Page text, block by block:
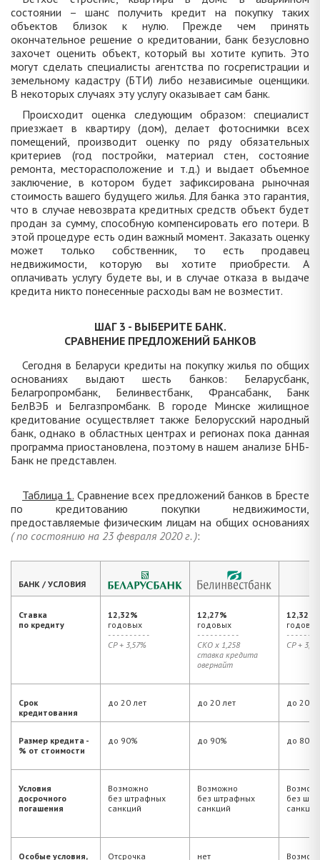
состоянии – шанс получить кредит на покупку таких
объектов близок к нулю. Прежде чем принять
окончательное решение о кредитовании, банк безусловно
захочет оценить объект, который вы хотите купить. Это
могут сделать специалисты агентства по госрегистрации и
земельному кадастру (БТИ) либо независимые оценщики.
В некоторых случаях эту услугу оказывает сам банк.
Происходит оценка следующим образом: специалист
приезжает в квартиру (дом), делает фотоснимки всех
помещений, производит оценку по ряду обязательных
критериев (год постройки, материал стен, состояние
ремонта, месторасположение и т.д.) и выдает объемное
заключение, в котором будет зафиксирована рыночная
стоимость вашего будущего жилья. Для банка это гарантия,
что в случае невозврата кредитных средств объект будет
продан за сумму, способную компенсировать его потери. В
этой процедуре есть один важный момент. Заказать оценку
может только собственник, то есть продавец
недвижимости, которую вы хотите приобрести. А
оплачивать услугу будете вы, и в случае отказа в выдаче
кредита никто понесенные расходы вам не возместит.
ШАГ 3 - ВЫБЕРИТЕ БАНК.
СРАВНЕНИЕ ПРЕДЛОЖЕНИЙ БАНКОВ
Сегодня в Беларуси кредиты на покупку жилья по общих
основаниях выдают шесть банков: Беларусбанк,
Белагропромбанк, Белинвестбанк, Франсабанк, Банк
БелВЭБ и Белгазпромбанк. В городе Минске жилищное
кредитование осуществляет также Белорусский народный
банк, однако в областных центрах и регионах пока данная
программа приостановлена, поэтому в нашем анализе БНБ-
Банк не представлен.
Таблица 1. Сравнение всех предложений банков в Бресте
по кредитованию покупки недвижимости,
предоставляемые физическим лицам на общих основаниях
( по состоянию на 23 февраля 2020 г. ):
БАНК / УСЛОВИЯ
Ставка
по кредиту
12,32%
годовых
- - - - - - - - - -
СР + 3,57%
12,27%
годовых
- - - - - - - - - -
СКО х 1,258
ставка кредита
овернайт
12,32%
годовых
- - - - - - -
СР +
Срок
кредитования
до 20 лет до 20 лет до 20
Размер кредита -
% от стоимости
до 90% до 90% до 80%
Условия
досрочного
погашения
Возможно
без штрафных
санкций
Возможно
без штрафных
санкций
без
санкций
Особые условия,
Отсрочка
нет